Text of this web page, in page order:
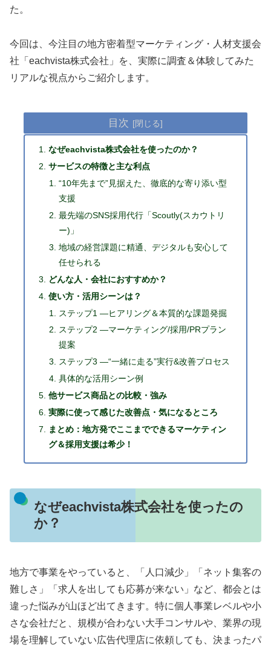
た。
今回は、今注目の地方密着型マーケティング・人材支援会
社「eachvista株式会社」を、実際に調査＆体験してみた
リアルな視点からご紹介します。
目次
なぜeachvista株式会社を使ったのか？
サービスの特徴と主な利点
“10年先まで”見据えた、徹底的な寄り添い型
支援
最先端のSNS採用代行「Scoutly(スカウトリ
ー)」
地域の経営課題に精通、デジタルも安心して
任せられる
どんな人・会社におすすめか？
使い方・活用シーンは？
ステップ1 ―ヒアリング＆本質的な課題発掘
ステップ2 ―マーケティング/採用/PRプラン
提案
ステップ3 ―“一緒に走る”実行&改善プロセス
具体的な活用シーン例
他サービス商品との比較・強み
実際に使って感じた改善点・気になるところ
まとめ：地方発でここまでできるマーケティン
グ＆採用支援は希少！
なぜeachvista株式会社を使ったの
か？
地方で事業をやっていると、「人口減少」「ネット集客の
難しさ」「求人を出しても応募が来ない」など、都会とは
違った悩みが山ほど出てきます。特に個人事業レベルや小
さな会社だと、規模が合わない大手コンサルや、業界の現
場を理解していない広告代理店に依頼しても、決まったパ